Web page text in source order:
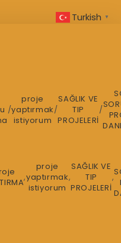
/
proje
yaptırmak
istiyorum
/
SAĞLIK VE
TIP
PROJELERİ
/
,
proje
yaptırmak
istiyorum
,
SAĞLIK VE
TIP
PROJELERİ
,
Turkish ▼